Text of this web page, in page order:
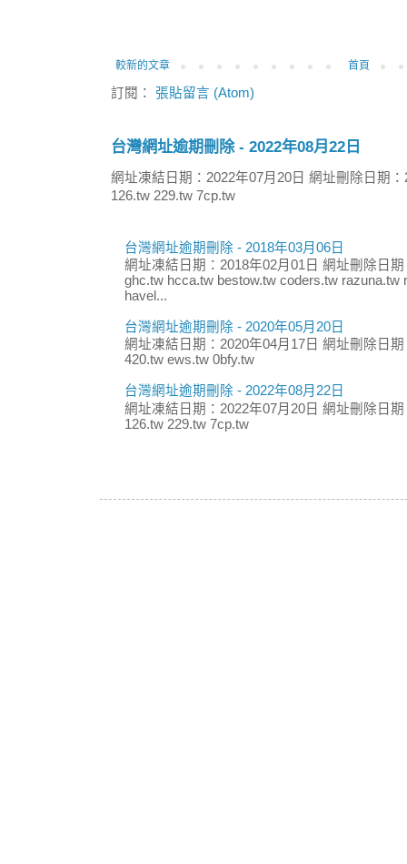
較新的文章 首頁
訂閱： 張貼留言 (Atom)
台灣網址逾期刪除 - 2022年08月22日
網址凍結日期：2022年07月20日 網址刪除日期
126.tw 229.tw 7cp.tw
台灣網址逾期刪除 - 2018年03月06日
網址凍結日期：2018年02月01日 網址刪除日
ghc.tw hcca.tw bestow.tw coders.tw razuna.tw
havel...
台灣網址逾期刪除 - 2020年05月20日
網址凍結日期：2020年04月17日 網址刪除日
420.tw ews.tw 0bfy.tw
台灣網址逾期刪除 - 2022年08月22日
網址凍結日期：2022年07月20日 網址刪除日
126.tw 229.tw 7cp.tw